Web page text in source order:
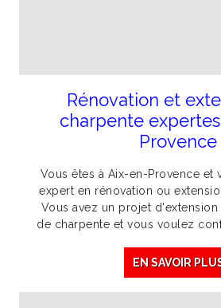
Rénovation et
charpente
Provence
Vous êtes à Aix-en-Provence et
expert en rénovation ou
Vous avez un projet
de charpente et vous voulez
EN SAVOIR